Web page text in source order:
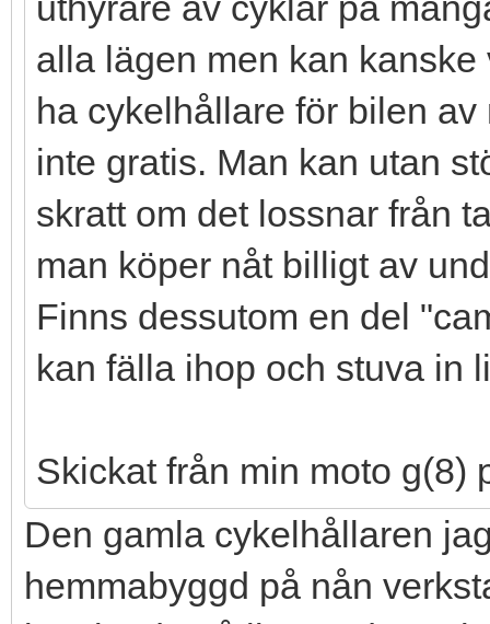
alla lägen men kan
ha cykelhållare för bilen
inte gratis. Man kan utan
skratt om det lossnar från
man köper nåt billigt av
Finns dessutom en del
kan fälla ihop och stuva in
Skickat från min moto g(8)
Den gamla cykelhållaren
hemmabyggd på nån